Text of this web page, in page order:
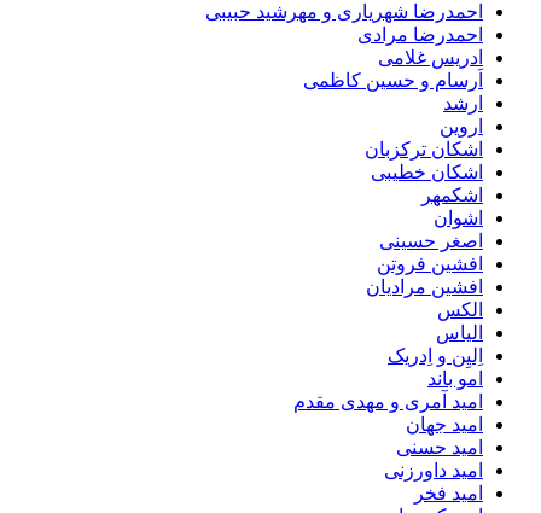
احمدرضا شهریاری و مهرشید حبیبی
احمدرضا مرادی
ادریس غلامی
اَرسام و حسین کاظمی
ارشد
اروین
اشکان ترکزبان
اشکان خطیبی
اشکمهر
اشوان
اصغر حسینی
افشین فروتن
افشین مرادیان
الکس
الیاس
اِلیِن و اِدریک
امو باند
امید آمری و مهدی مقدم
امید جهان
امید حسنی
امید داورزنی
امید فخر